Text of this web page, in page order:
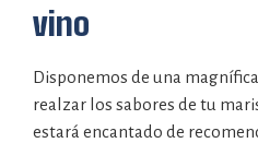
vino
Disponemos de una
realzar los sabores de tu
estará encantado de